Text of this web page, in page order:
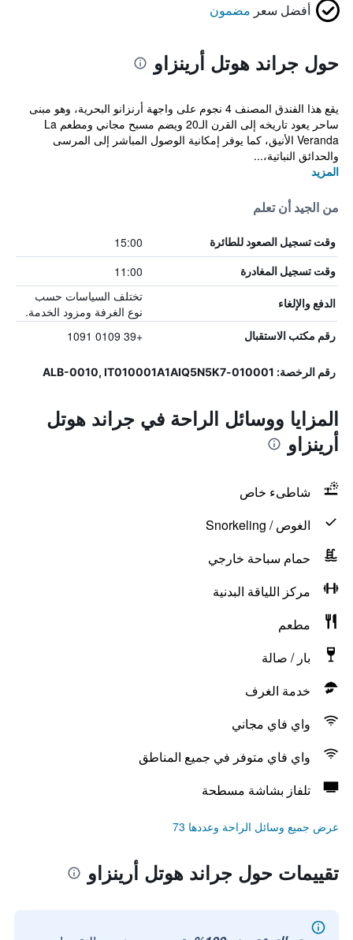
أفضل سعر مضمون
حول جراند هوتل أرينزاو
يقع هذا الفندق المصنف 4 نجوم على واجهة أرنزانو البحرية، وهو مبنى
ساحر يعود تاريخه إلى القرن الـ20 ويضم مسبح مجاني ومطعم La
Veranda الأنيق، كما يوفر إمكانية الوصول المباشر إلى المرسى
والحدائق النباتية،...
المزيد
من الجيد أن تعلم
وقت تسجيل الصعود للطائرة 15:00
وقت تسجيل المغادرة 11:00
الدفع والإلغاء
تختلف السياسات حسب
نوع الغرفة ومزود الخدمة.
رقم مكتب الاستقبال +39 0109 1091
رقم الرخصة: 010001-ALB-0010, IT010001A1AIQ5N5K7
المزايا ووسائل الراحة في جراند هوتل
أرينزاو
شاطىء خاص
الغوص / Snorkeling
حمام سباحة خارجي
مركز اللياقة البدنية
مطعم
بار / صالة
خدمة الغرف
واي فاي مجاني
واي فاي متوفر في جميع المناطق
تلفاز بشاشة مسطحة
عرض جميع وسائل الراحة وعددها 73
تقييمات حول جراند هوتل أرينزاو